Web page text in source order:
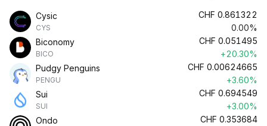
Cysic
CYS
CHF 0.861322
0.00%
Biconomy
BICO
CHF 0.051495
+20.30%
Pudgy Penguins
PENGU
CHF 0.00624665
+3.60%
Sui
SUI
CHF 0.694549
+3.00%
Ondo
CHF 0.353684